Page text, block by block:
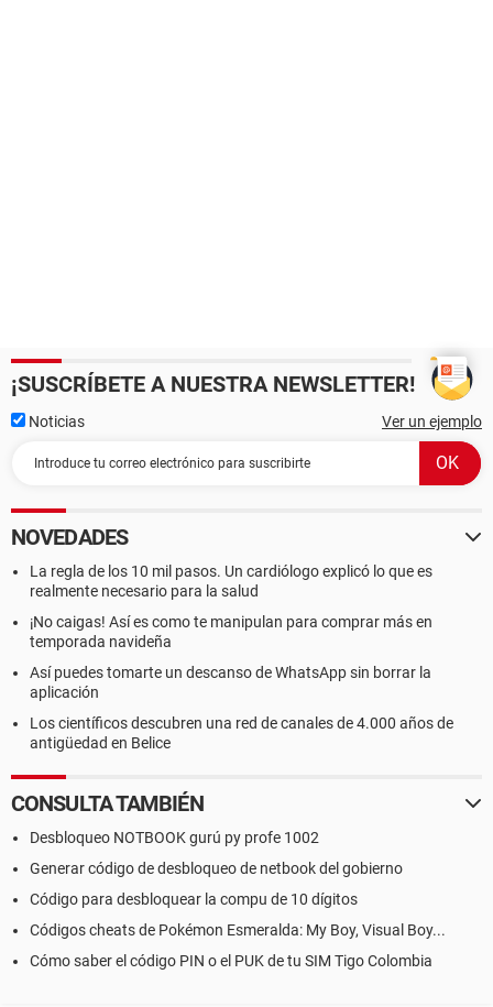
¡SUSCRÍBETE A NUESTRA NEWSLETTER!
Noticias Ver un ejemplo
NOVEDADES
La regla de los 10 mil pasos. Un cardiólogo explicó lo que es
realmente necesario para la salud
¡No caigas! Así es como te manipulan para comprar más en
temporada navideña
Así puedes tomarte un descanso de WhatsApp sin borrar la
aplicación
Los científicos descubren una red de canales de 4.000 años de
antigüedad en Belice
CONSULTA TAMBIÉN
Desbloqueo NOTBOOK gurú py profe 1002
Generar código de desbloqueo de netbook del gobierno
Código para desbloquear la compu de 10 dígitos
Códigos cheats de Pokémon Esmeralda: My Boy, Visual Boy...
Cómo saber el código PIN o el PUK de tu SIM Tigo Colombia